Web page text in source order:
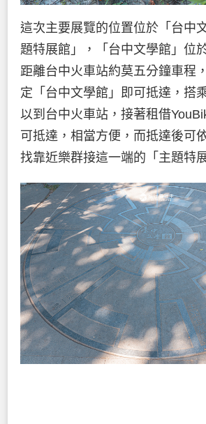
這次主要展覽的位置位於「台中
題特展館」，「台中文學館」位
距離台中火車站約莫五分鐘車程
定「台中文學館」即可抵達，搭
以到台中火車站，接著租借
可抵達，相當方便，而抵達後可
找靠近樂群接這一端的「主題特